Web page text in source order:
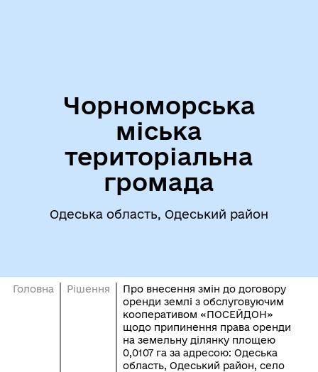
Чорноморська
міська
територіальна
громада
Одеська область, Одеський район
Головна Рішення
Про внесення змін до договору
оренди землі з обслуговуючим
кооперативом «ПОСЕЙДОН»
щодо припинення права оренди
на земельну ділянку площею
0,0107 га за адресою: Одеська
область, Одеський район, село